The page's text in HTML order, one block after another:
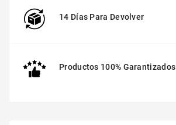
14 Días Para Devolver
Productos 100% Garantizados